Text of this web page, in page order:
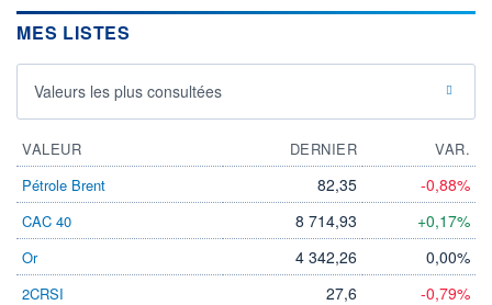
MES LISTES
Valeurs les plus consultées
VALEUR DERNIER
VAR.
Pétrole Brent
82,35 -0,88%
CAC 40 8 714,93 +0,17%
Or 4 342,26 0,00%
2CRSI 27,6 -0,79%